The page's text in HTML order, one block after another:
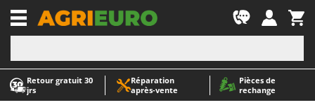
Retour gratuit 30
jrs
Réparation
après‑vente
Pièces de
rechange
-1
A
Abris de jardin
A